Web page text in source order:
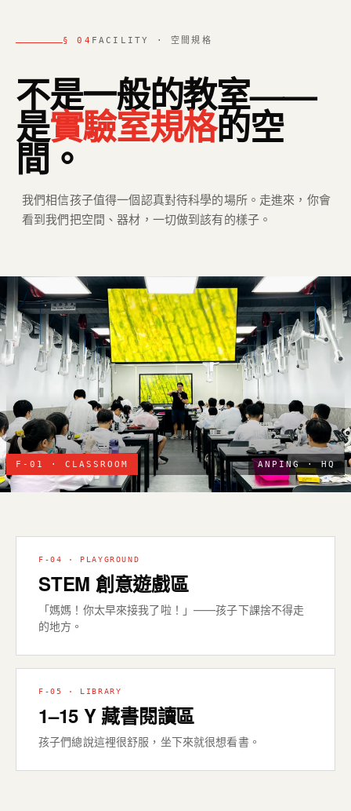
§ 04 FACILITY · 空間規格
不是一般的教室——
是實驗室規格的空
間。
我們相信孩子值得一個認真對待科學的場所。走進來，你會
看到我們把空間、器材，一切做到該有的樣子。
F-01 · CLASSROOM ANPING · HQ
F-04 · PLAYGROUND
STEM 創意遊戲區
「媽媽！你太早來接我了啦！」——孩子下課捨不得走
的地方。
F-05 · LIBRARY
1–15 Y 藏書閱讀區
孩子們總說這裡很舒服，坐下來就很想看書。